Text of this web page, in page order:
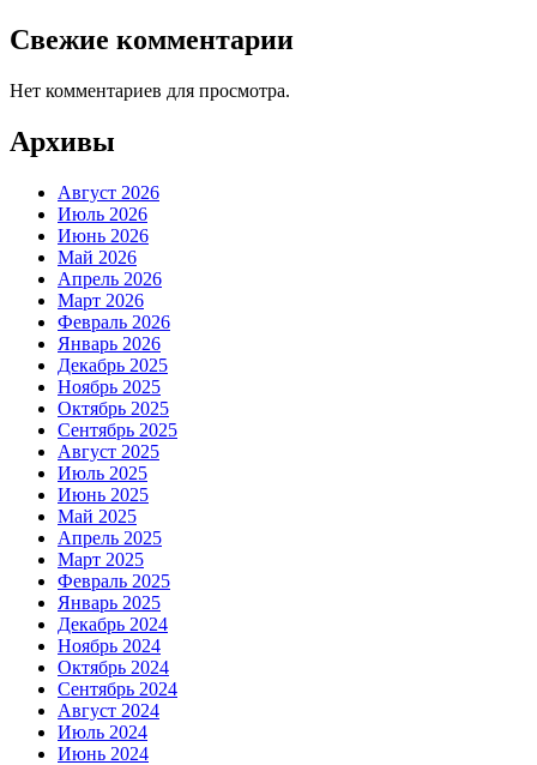
Свежие комментарии
Нет комментариев для просмотра.
Архивы
Август 2026
Июль 2026
Июнь 2026
Май 2026
Апрель 2026
Март 2026
Февраль 2026
Январь 2026
Декабрь 2025
Ноябрь 2025
Октябрь 2025
Сентябрь 2025
Август 2025
Июль 2025
Июнь 2025
Май 2025
Апрель 2025
Март 2025
Февраль 2025
Январь 2025
Декабрь 2024
Ноябрь 2024
Октябрь 2024
Сентябрь 2024
Август 2024
Июль 2024
Июнь 2024